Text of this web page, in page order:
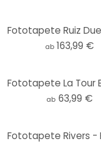
ab 163,99 €
ab 63,99 €